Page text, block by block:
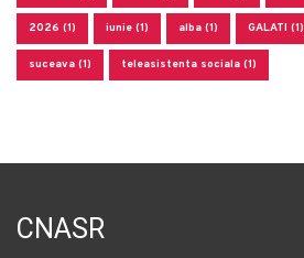
2026 (1) iunie (1) alba (1) GALATI (1)
suceava (1) teleasistenta sociala (1)
CNASR